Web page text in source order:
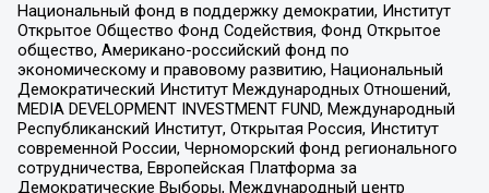
Национальный фонд в поддержку демократии, Институт
Открытое Общество Фонд Содействия, Фонд Открытое
общество, Американо-российский фонд по
экономическому и правовому развитию, Национальный
Демократический Институт Международных Отношений,
MEDIA DEVELOPMENT INVESTMENT FUND, Международный
Республиканский Институт, Открытая Россия, Институт
современной России, Черноморский фонд регионального
сотрудничества, Европейская Платформа за
Демократические Выборы, Международный центр